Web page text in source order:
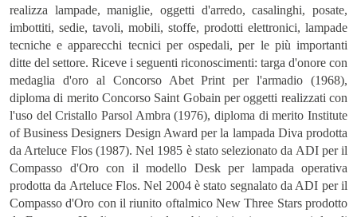
Home
realizza lampade, maniglie, oggetti d'arredo, casalinghi, posate,
imbottiti, sedie, tavoli, mobili, stoffe, prodotti elettronici, lampade
tecniche e apparecchi tecnici per ospedali, per le più importanti
ditte del settore. Riceve i seguenti riconoscimenti: targa d'onore con
medaglia d'oro al Concorso Abet Print per l'armadio (1968),
diploma di merito Concorso Saint Gobain per oggetti realizzati con
l'uso del Cristallo Parsol Ambra (1976), diploma di merito Institute
of Business Designers Design Award per la lampada Diva prodotta
da Arteluce Flos (1987). Nel 1985 è stato selezionato da ADI per il
Compasso d'Oro con il modello Desk per lampada operativa
prodotta da Arteluce Flos. Nel 2004 è stato segnalato da ADI per il
Compasso d'Oro con il riunito oftalmico New Three Stars prodotto
Acconsento Non acconsento
Iscriviti